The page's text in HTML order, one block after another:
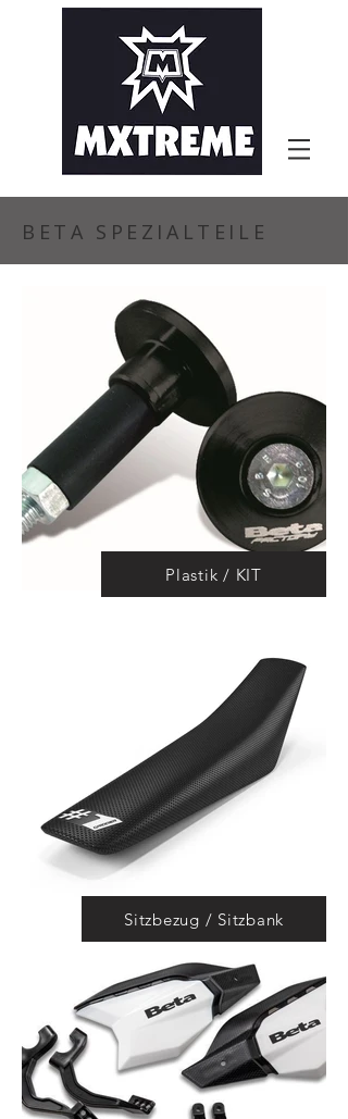
BETA SPEZIALTEILE
Plastik / KIT
Sitzbezug / Sitzbank